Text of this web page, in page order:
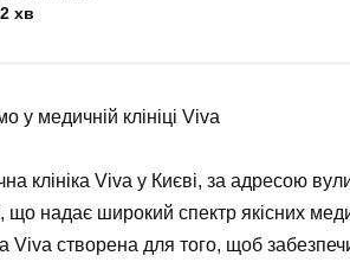
2 хв
у медичній клініці Viva
клініка Viva у Києві, за адресою
що надає широкий спектр якісних
Viva створена для того, щоб